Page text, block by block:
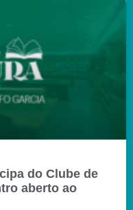
do Clube de
aberto ao